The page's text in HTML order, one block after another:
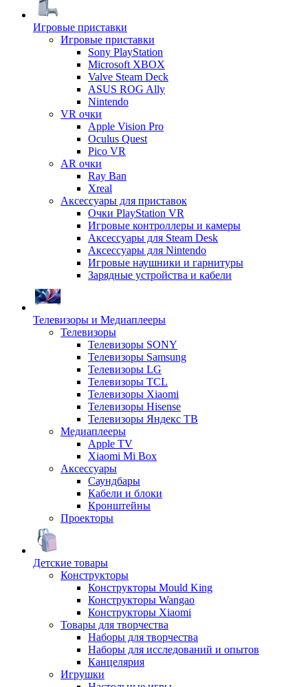
Игровые приставки
Игровые приставки
Sony PlayStation
Microsoft XBOX
Valve Steam Deck
ASUS ROG Ally
Nintendo
VR очки
Apple Vision Pro
Oculus Quest
Pico VR
AR очки
Ray Ban
Xreal
Аксессуары для приставок
Очки PlayStation VR
Игровые контроллеры и камеры
Аксессуары для Steam Desk
Аксессуары для Nintendo
Игровые наушники и гарнитуры
Зарядные устройства и кабели
Телевизоры и Медиаплееры
Телевизоры
Телевизоры SONY
Телевизоры Samsung
Телевизоры LG
Телевизоры TCL
Телевизоры Xiaomi
Телевизоры Hisense
Телевизоры Яндекс ТВ
Медиаплееры
Apple TV
Xiaomi Mi Box
Аксессуары
Саундбары
Кабели и блоки
Кронштейны
Проекторы
Детские товары
Конструкторы
Конструкторы Mould King
Конструкторы Wangao
Конструкторы Xiaomi
Товары для творчества
Наборы для творчества
Наборы для исследований и опытов
Канцелярия
Игрушки